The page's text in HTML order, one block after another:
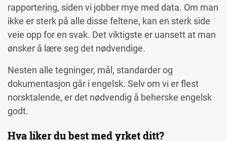
rapportering, siden vi jobber mye med data. Om man
ikke er sterk på alle disse feltene, kan en sterk side
veie opp for en svak. Det viktigste er uansett at man
ønsker å lære seg det nødvendige.
Nesten alle tegninger, mål, standarder og
dokumentasjon går i engelsk. Selv om vi er flest
norsktalende, er det nødvendig å beherske engelsk
godt.
Hva liker du best med yrket ditt?